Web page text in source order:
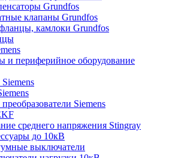
Grundfos
клапаны Grundfos
камлоки Grundfos
и периферийное оборудование
Siemens
среднего напряжения Stingray
до 10кВ
выключатели